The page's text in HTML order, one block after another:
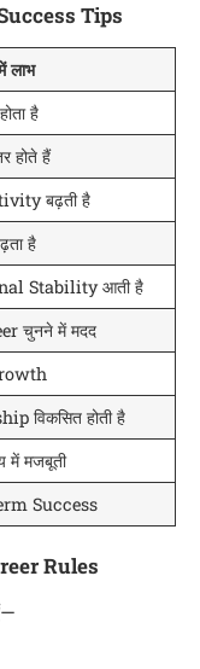
Tips
लाभ
है
होते हैं
बढ़ती है
है
Stability आती है
चुनने में मदद
विकसित होती है
में मजबूती
Success
Rules